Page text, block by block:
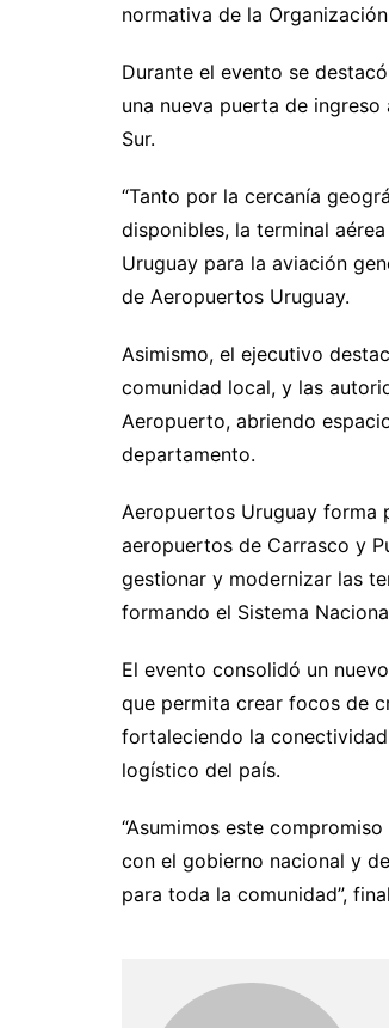
normativa de la
Durante el evento se
una nueva puerta de
Sur.
“Tanto por la cercanía
disponibles, la terminal
Uruguay para la aviación
de Aeropuertos Uruguay.
Asimismo, el ejecutivo
comunidad local, y las
Aeropuerto, abriendo
departamento.
Aeropuertos Uruguay forma
aeropuertos de Carrasco y
gestionar y modernizar las
formando el Sistema
El evento consolidó un
que permita crear focos de
fortaleciendo la
logístico del país.
“Asumimos este
con el gobierno nacional y
para toda la comunidad”,